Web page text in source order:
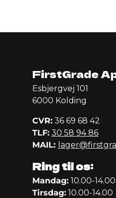
FirstGrade
Esbjergvej 101
6000 Kolding
CVR: 36 69 68 42
TLF: 30 58 94 86
MAIL:
Ring til os:
Mandag: 10.00-14.00
Tirsdag: 10.00-14.00